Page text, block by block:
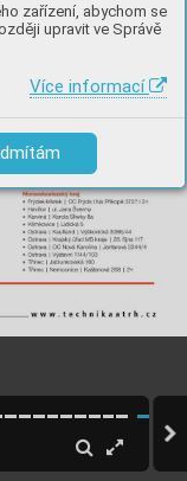
zařízení, abychom se
upravit ve Správě
Více informací